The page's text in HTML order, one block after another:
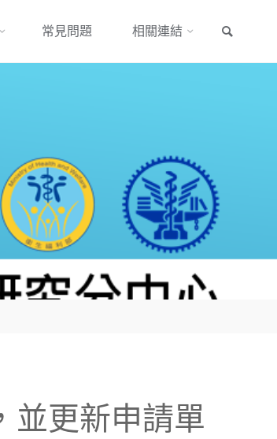
常見問題 相關連結
並更新申請單